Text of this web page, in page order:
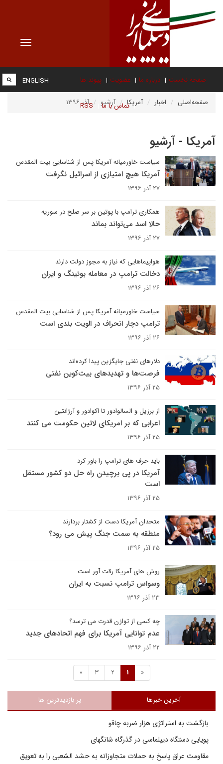
Toggle
صفحه نخست درباره ما عضویت پیوند ها
تماس با ما RSS
ENGLISH
صفحه‌اصلی اخبار آمریکا آرشیو آذر ۱۳۹۶
آمریکا - آرشیو
سیاست خاورمیانه آمریکا پس از شناسایی بیت المقدس
آمریکا هیچ امتیازی از اسرائیل نگرفت
۲۷ آذر ۱۳۹۶
همکاری ترامپ با پوتین بر سر صلح در سوریه
حالا اسد می‌تواند بماند
۲۷ آذر ۱۳۹۶
هواپیماهایی که نیاز به مجوز دولت دارند
دخالت ترامپ در معامله بوئینگ و ایران
۲۶ آذر ۱۳۹۶
سیاست خاورمیانه آمریکا پس از شناسایی بیت المقدس
ترامپ دچار انحراف در الویت بندی است
۲۶ آذر ۱۳۹۶
دلارهای نفتی جایگزین پیدا کرده‌اند
فرصت‌ها و تهدیدهای بیت‌کوین نفتی
۲۵ آذر ۱۳۹۶
از برزیل و السالوادور تا اکوادور و آرژانتین
اعرابی که بر امریکای لاتین حکومت می کنند
۲۵ آذر ۱۳۹۶
باید حرف های ترامپ را باور کرد
آمریکا در پی برچیدن راه حل دو کشور مستقل
است
۲۵ آذر ۱۳۹۶
متحدان آمریکا دست از کشتار بردارند
منطقه به سمت جنگ پیش می رود؟
۲۵ آذر ۱۳۹۶
روش های آمریکا رقت آور است
وسواس ترامپ نسبت به ایران
۲۳ آذر ۱۳۹۶
چه کسی از توازن قدرت می ترسد؟
عدم توانایی آمریکا برای فهم اتحادهای جدید
۲۲ آذر ۱۳۹۶
«
1
2
3
»
آخرین خبرها پر بازدیدترین ها
بازگشت به استراتژی هزار ضربه چاقو
پویایی دستگاه دیپلماسی در گذرگاه شانگهای
مقاومت عراق پاسخ به حملات متجاوزانه به حشد الشعبی را به تعویق